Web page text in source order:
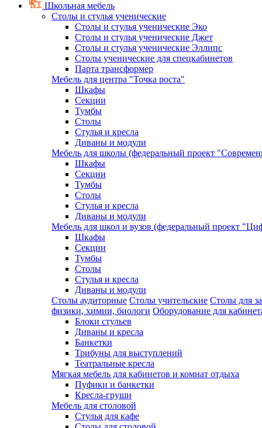
Школьная мебель
Столы и стулья ученические
Столы и стулья ученические Эко
Столы и стулья ученические Джет
Столы и стулья ученические Эллипс
Столы ученические для спецкабинетов
Парта трансформер
Мебель для центра "Точка роста"
Шкафы
Секции
Тумбы
Столы
Стулья и кресла
Диваны и модули
Мебель для школы (федеральный проект
Шкафы
Секции
Тумбы
Столы
Стулья и кресла
Диваны и модули
Мебель для школ и вузов (федеральный проект
Шкафы
Секции
Тумбы
Столы
Стулья и кресла
Диваны и модули
Столы аудиторные Столы учительские Столы для
физики, химии, биологи Оборудование для
Блоки стульев
Диваны и кресла
Банкетки
Трибуны для выступлений
Театральные кресла
Мягкая мебель для кабинетов и комнат отдыха
Пуфики и банкетки
Кресла-груши
Мебель для столовой
Cтулья для кафе